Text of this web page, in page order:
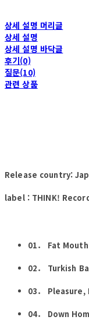
상세 설명 머리글
상세 설명
상세 설명 바닥글
후기(0)
질문(10)
관련 상품
Release country:
label : THINK!
01． Fat Mouth
02． Turkish
03． Pleasure,
04． Down